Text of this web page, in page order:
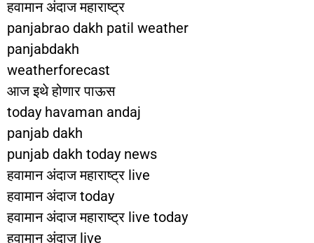
हवामान अंदाज महाराष्ट्र
panjabrao dakh patil weather
panjabdakh
weatherforecast
आज इथे होणार पाऊस
today havaman andaj
panjab dakh
punjab dakh today news
हवामान अंदाज महाराष्ट्र live
हवामान अंदाज today
हवामान अंदाज महाराष्ट्र live today
हवामान अंदाज live